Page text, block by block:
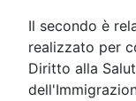
Il secondo è
realizzato per
Diritto alla